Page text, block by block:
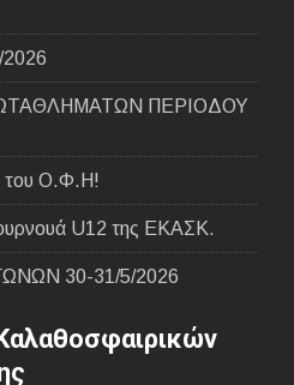
ΠΕΡΙΟΔΟΥ
του Ο.Φ.Η!
U12 της ΕΚΑΣΚ.
30-31/5/2026